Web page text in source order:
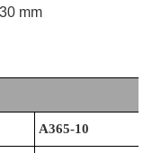
230 mm
A365-10